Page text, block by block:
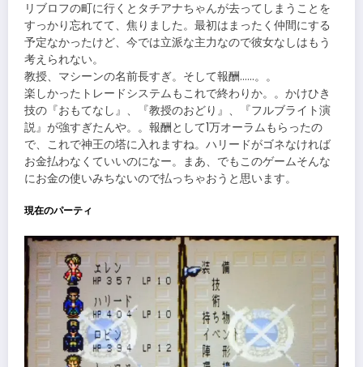
リブロフの町に行くとタチアナちゃんが去ってしまうことを
すっかり忘れてて、焦りました。最初はまったく仲間にする
予定なかったけど、今では立派な主力なので彼女なしはもう
考えられない。
教授、マシーンの名前長すぎ。そして報酬……。。
楽しかったトレードシステムもこれで終わりか。。かけひき
技の『おもてなし』、『教授のおどり』、『フルブライト演
説』が強すぎたんや。。報酬として1万オーラムもらったの
で、これで神王の塔に入れますね。ハリードがゴネなければ
お金払わなくていいのになー。まあ、でもこのゲームそんな
にお金の使いみちないので払っちゃおうと思います。
現在のパーティ